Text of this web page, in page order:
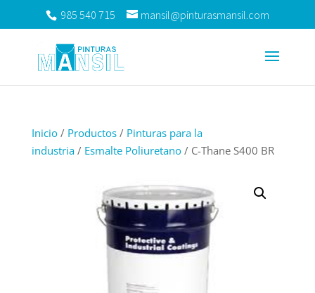
985 540 715 mansil@pinturasmansil.com
Inicio/ Productos/ Pinturas para la
industria/ Esmalte Poliuretano/ C-Thane S400 BR